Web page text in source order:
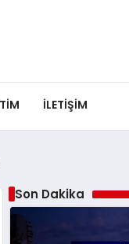
İLETIŞIM
Son Dakika